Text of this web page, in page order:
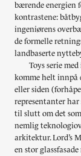
bærende energien
kontrastene:
ingeniørens
de formelle
landbaserte
Toys serie
komme helt innpå
eller siden
representanter har
til slutt om det
nemlig
arkitektur. Lord’s
en stor